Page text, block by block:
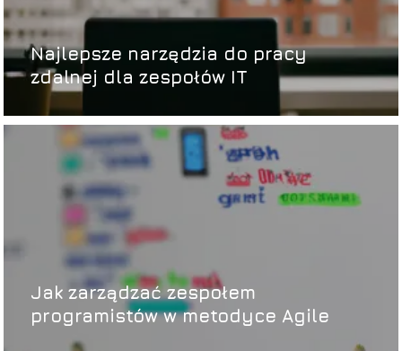
Najlepsze narzędzia do pracy
zdalnej dla zespołów IT
Jak zarządzać zespołem
programistów w metodyce Agile